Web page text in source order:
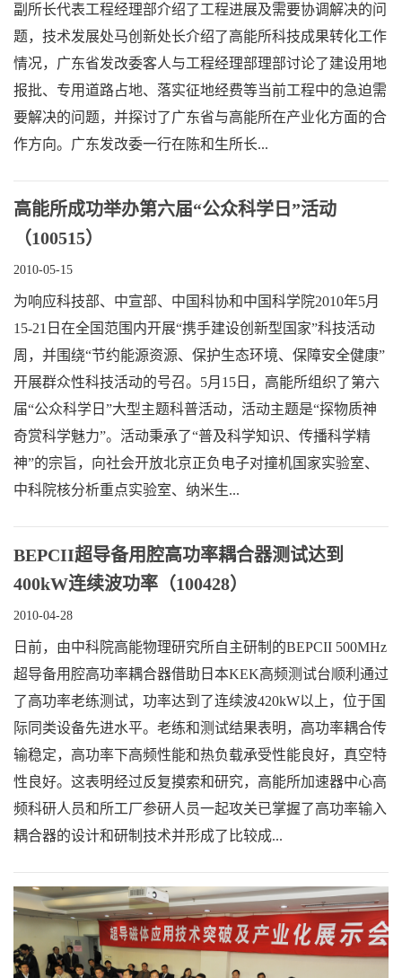
副所长代表工程经理部介绍了工程进展及需要协调解决的问
题，技术发展处马创新处长介绍了高能所科技成果转化工作
情况，广东省发改委客人与工程经理部理部讨论了建设用地
报批、专用道路占地、落实征地经费等当前工程中的急迫需
要解决的问题，并探讨了广东省与高能所在产业化方面的合
作方向。广东发改委一行在陈和生所长...
高能所成功举办第六届“公众科学日”活动
（100515）
2010-05-15
为响应科技部、中宣部、中国科协和中国科学院2010年5月
15-21日在全国范围内开展“携手建设创新型国家”科技活动
周，并围绕“节约能源资源、保护生态环境、保障安全健康”
开展群众性科技活动的号召。5月15日，高能所组织了第六
届“公众科学日”大型主题科普活动，活动主题是“探物质神
奇赏科学魅力”。活动秉承了“普及科学知识、传播科学精
神”的宗旨，向社会开放北京正负电子对撞机国家实验室、
中科院核分析重点实验室、纳米生...
BEPCII超导备用腔高功率耦合器测试达到
400kW连续波功率（100428）
2010-04-28
日前，由中科院高能物理研究所自主研制的BEPCII 500MHz
超导备用腔高功率耦合器借助日本KEK高频测试台顺利通过
了高功率老练测试，功率达到了连续波420kW以上，位于国
际同类设备先进水平。老练和测试结果表明，高功率耦合传
输稳定，高功率下高频性能和热负载承受性能良好，真空特
性良好。这表明经过反复摸索和研究，高能所加速器中心高
频科研人员和所工厂参研人员一起攻关已掌握了高功率输入
耦合器的设计和研制技术并形成了比较成...